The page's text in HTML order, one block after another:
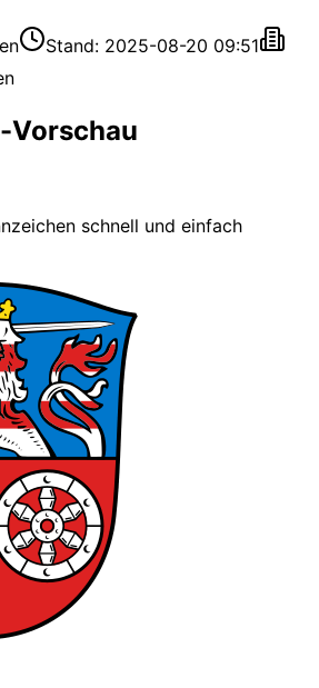
Stand: 2025-08-20 09:51
Vorschau
schnell und einfach